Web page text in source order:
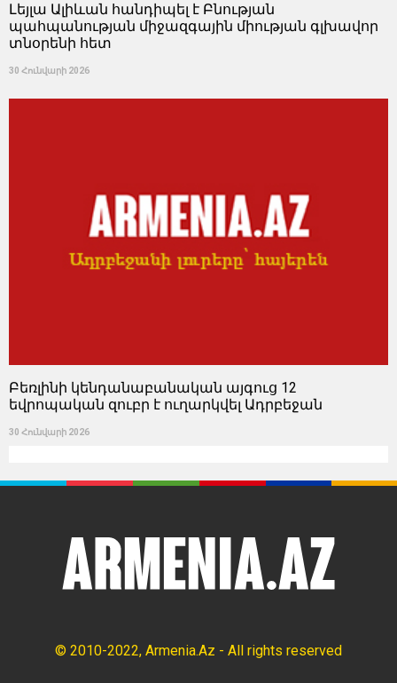
Լեյլա Ալիևան հանդիպել է Բնության
պահպանության միջազգային միության գլխավոր
տնօրենի հետ
30 Հունվարի 2026
Բեռլինի կենդանաբանական այգուց 12
եվրոպական զուբր է ուղարկվել Ադրբեջան
30 Հունվարի 2026
© 2010-2022, Armenia.Az - All rights reserved